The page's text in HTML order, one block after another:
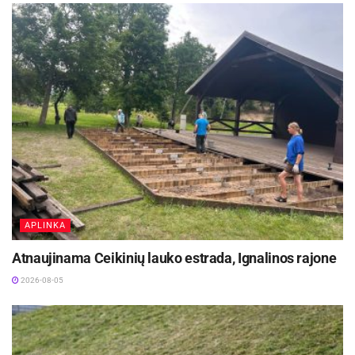
ąžuoliukų.
Kiekvienas sodinukas – maždaug penkerių metų
amžiaus ir apie dviejų metrų aukščio. Visi jie
išauginti iš Kauno Ąžuolyne surinktų gilių, todėl
bus pažymėti savo „tėvo“ ąžuolo numeriu,
leidžiančiu atsekti jų kilmę. Tokiu būdu siekiama
ne tik atkurti natūralią žalumą, bet ir išsaugoti
vietinių ąžuolų genetinį tęstinumą ateities
kartoms.
profesionalas, miškininkas, atsižvelgdamas į
kurioje leis šaknis. Per pirmąją dieną pasodinta
kelios dešimtys jaunų medelių. Jeigu viskas vyks
APLINKA
Atnaujinama Ceikinių lauko estrada, Ignalinos rajone
2026-08-05